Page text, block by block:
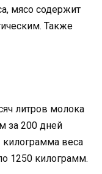
мясо содержит
Также
литров молока
за 200 дней
килограмма веса
1250 килограмм.